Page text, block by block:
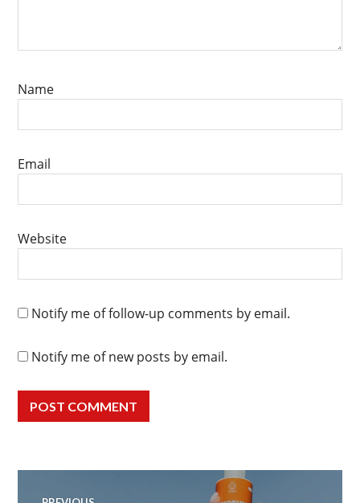
Name
Email
Website
Notify me of follow-up comments by email.
Notify me of new posts by email.
Post